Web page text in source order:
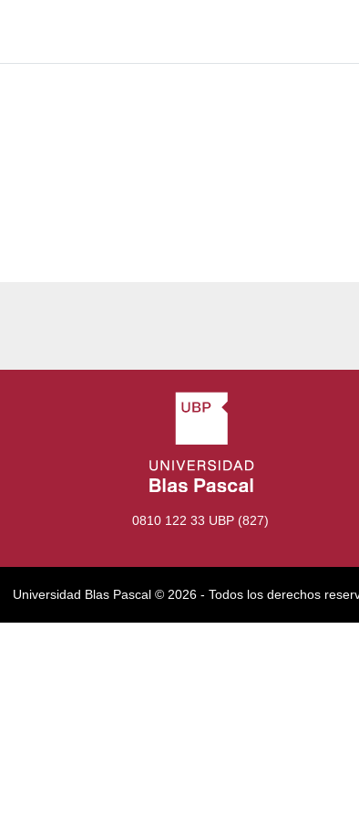
0810 122 33 UBP (827)
Universidad Blas Pascal ©️ 2026 - Todos los derechos